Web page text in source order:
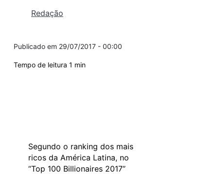
Redação
29/07/2017 - 00:00
Segundo o ranking dos mais
ricos da América Latina, no
“Top 100 Billionaires 2017”